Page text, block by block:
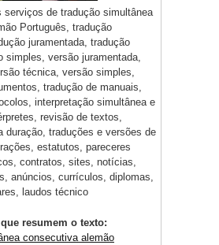
serviços de tradução simultânea
Português, tradução
juramentada, tradução
simples, versão juramentada,
técnica, versão simples,
tradução de manuais,
interpretação simultânea e
revisão de textos,
duração, traduções e versões de
estatutos, pareceres
contratos, sites, notícias,
anúncios, currículos, diplomas,
laudos técnico
resumem o texto:
consecutiva alemão